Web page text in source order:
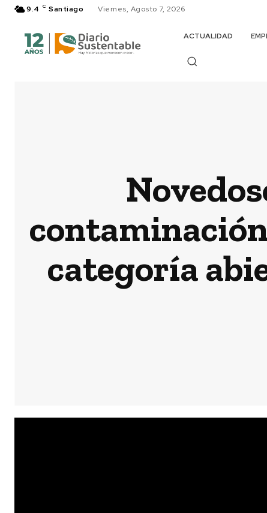
9.4 C Santiago Viernes, Agosto 7, 2026
ACTUALIDAD
categoría